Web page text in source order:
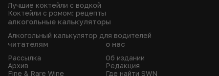
Лучшие коктейли с водкой
Коктейли с ромом: рецепты
алкогольные калькуляторы
Алкогольный калькулятор для водителей
читателям
Рассылка
Архив
Fine & Rare Wine
о нас
Об издании
Редакция
Где найти SWN